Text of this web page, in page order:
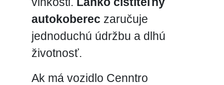
autokoberec zaručuje
jednoduchú údržbu a dlhú
životnosť.
Ak má vozidlo Cenntro